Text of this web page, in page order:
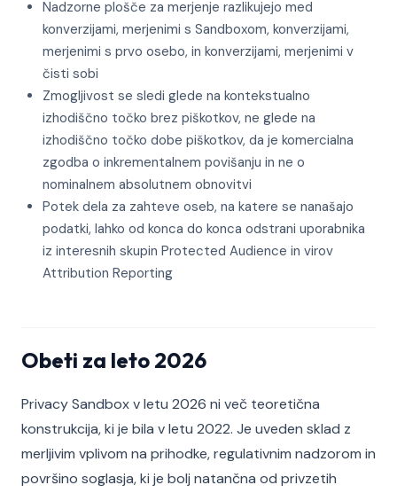
Nadzorne plošče za merjenje razlikujejo med
konverzijami, merjenimi s Sandboxom, konverzijami,
merjenimi s prvo osebo, in konverzijami, merjenimi v
čisti sobi
Zmogljivost se sledi glede na kontekstualno
izhodiščno točko brez piškotkov, ne glede na
izhodiščno točko dobe piškotkov, da je komercialna
zgodba o inkrementalnem povišanju in ne o
nominalnem absolutnem obnovitvi
Potek dela za zahteve oseb, na katere se nanašajo
podatki, lahko od konca do konca odstrani uporabnika
iz interesnih skupin Protected Audience in virov
Attribution Reporting
Obeti za leto 2026
Privacy Sandbox v letu 2026 ni več teoretična
konstrukcija, ki je bila v letu 2022. Je uveden sklad z
merljivim vplivom na prihodke, regulativnim nadzorom in
površino soglasja, ki je bolj natančna od privzetih